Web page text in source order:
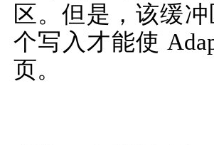
区。但是，该缓
个写入才能使
页。